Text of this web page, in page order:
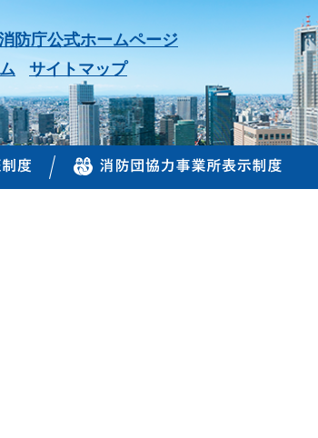
防庁公式ホームページ
サイトマップ